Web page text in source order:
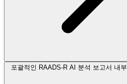
포괄적인 RAADS-R AI 분석 보고서 내부